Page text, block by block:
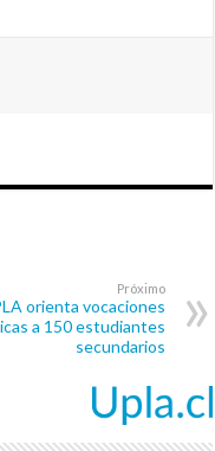
Próximo
orienta vocaciones
a 150 estudiantes
secundarios